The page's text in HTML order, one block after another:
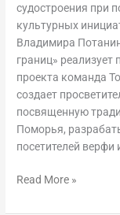
судостроения при
культурных
Владимира
границ»
проекта команда
создает
посвященную
Поморья,
посетителей верфи
Read More »